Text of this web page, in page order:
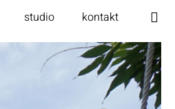
studio kontakt